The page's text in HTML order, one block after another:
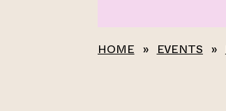
HOME » EVENTS »